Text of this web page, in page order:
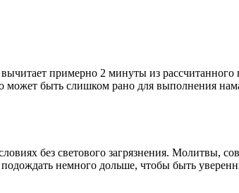
примерно 2 минуты из
может быть слишком рано для выполнения
без светового загрязнения. Молитвы,
немного дольше, чтобы быть